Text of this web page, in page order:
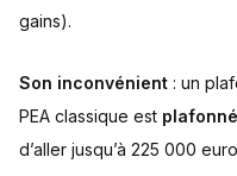
gains).
Son inconvénient : un
PEA classique est
d’aller jusqu’à 225 000